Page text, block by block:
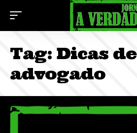
Tag: Dicas de
advogado